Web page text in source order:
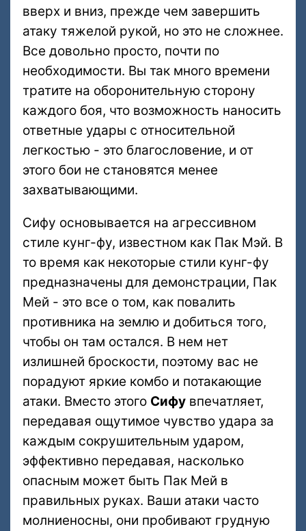
вверх и вниз, прежде чем завершить
атаку тяжелой рукой, но это не сложнее.
Все довольно просто, почти по
необходимости. Вы так много времени
тратите на оборонительную сторону
каждого боя, что возможность наносить
ответные удары с относительной
легкостью - это благословение, и от
этого бои не становятся менее
захватывающими.
Сифу основывается на агрессивном
стиле кунг-фу, известном как Пак Мэй. В
то время как некоторые стили кунг-фу
предназначены для демонстрации, Пак
Мей - это все о том, как повалить
противника на землю и добиться того,
чтобы он там остался. В нем нет
излишней броскости, поэтому вас не
порадуют яркие комбо и потакающие
атаки. Вместо этого Сифу впечатляет,
передавая ощутимое чувство удара за
каждым сокрушительным ударом,
эффективно передавая, насколько
опасным может быть Пак Мей в
правильных руках. Ваши атаки часто
молниеносны, они пробивают грудную